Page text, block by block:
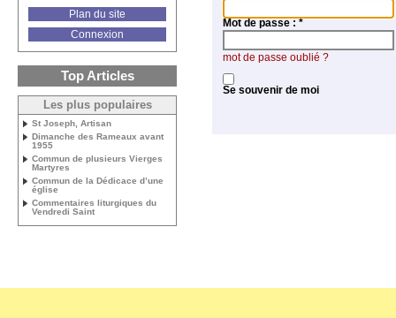
Mot de passe :*
mot de passe oublié ?
Se souvenir de moi
Plan du site
Connexion
Top Articles
Les plus populaires
St Joseph, Artisan
Dimanche des Rameaux avant
1955
Commun de plusieurs Vierges
Martyres
Commun de la Dédicace d’une
église
Commentaires liturgiques du
Vendredi Saint